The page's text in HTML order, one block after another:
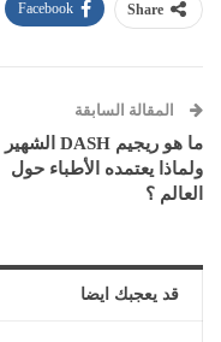
Share
Facebook
المقالة السابقة
ما هو ريجيم DASH الشهير
ولماذا يعتمده الأطباء حول
العالم ؟
قد يعجبك ايضا